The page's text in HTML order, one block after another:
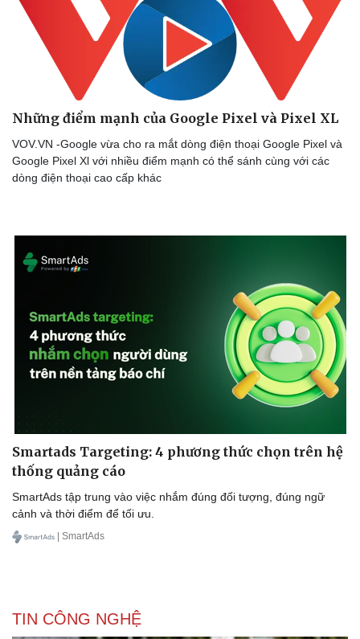
Những điểm mạnh của Google Pixel và Pixel XL
VOV.VN -Google vừa cho ra mắt dòng điện thoại Google Pixel và
Google Pixel Xl với nhiều điểm mạnh có thể sánh cùng với các
dòng điện thoại cao cấp khác
Smartads Targeting: 4 phương thức chọn trên hệ
thống quảng cáo
SmartAds tập trung vào việc nhắm đúng đối tượng, đúng ngữ
cảnh và thời điểm để tối ưu.
| SmartAds
TIN CÔNG NGHỆ